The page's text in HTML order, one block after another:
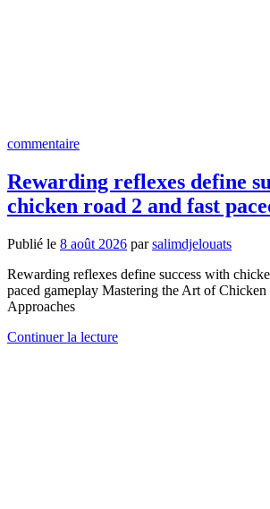
commentaire
Rewarding reflexes define
chicken road 2 and fast
Publié le 8 août 2026 parsalimdjelouats
Rewarding reflexes define success with
paced gameplay Mastering the Art of
Approaches
Continuer la lecture